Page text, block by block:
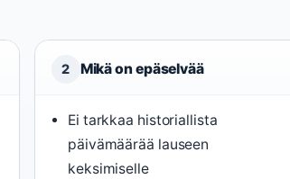
2 Mikä on epäselvää
Ei tarkkaa historiallista
päivämäärää lauseen
keksimiselle